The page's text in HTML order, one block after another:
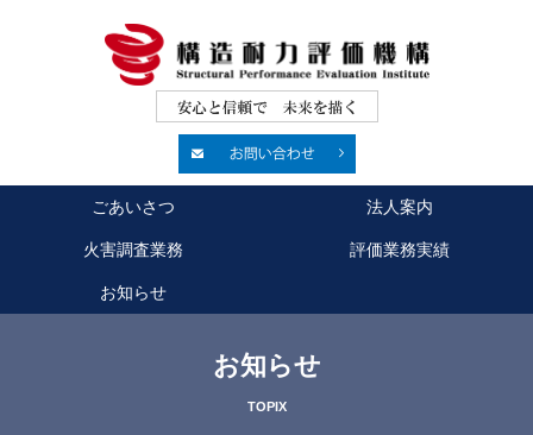
ごあいさつ 法人案内
火害調査業務 評価業務実績
お知らせ
お知らせ
TOPIX